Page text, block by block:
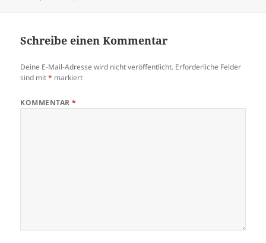
Schreibe einen Kommentar
Deine E-Mail-Adresse wird nicht veröffentlicht. Erforderliche Felder
sind mit* markiert
KOMMENTAR*